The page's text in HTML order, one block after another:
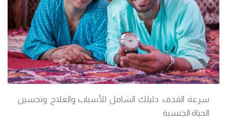
سرعة القذف: دليلك الشامل للأسباب والعلاج وتحسين
الحياة الجنسية